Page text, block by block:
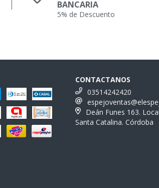
BANCARIA
5% de Descuento
CONTACTANOS
03514242420
Deán Funes 163.
Santa Catalina. Córdoba